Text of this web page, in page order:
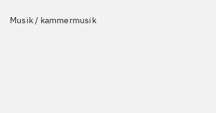
Musik / kammermusik